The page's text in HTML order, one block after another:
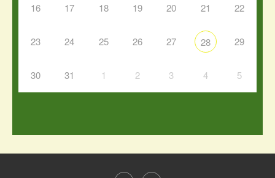
16 17 18 19 20 21 22
23 24 25 26 27 28 29
30 31 1 2 3 4 5